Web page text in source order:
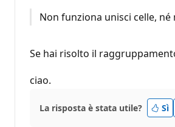
n
Non funziona unisci celle,
Se hai risolto il
ciao.
La risposta è stata utile? Sì